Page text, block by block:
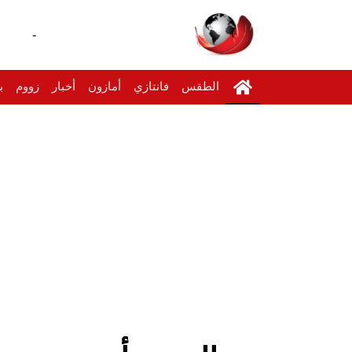
-
الطقس فانتازي أمازون أخبار زووم